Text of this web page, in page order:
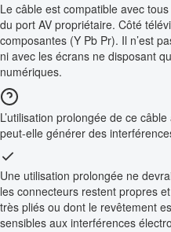
Le câble est compatible avec
du port AV propriétaire. Côté
composantes (Y Pb Pr). Il n’est
ni avec les écrans ne disposant
numériques.
L’utilisation prolongée de ce
peut-elle générer des
Une utilisation prolongée ne
les connecteurs restent propres
très pliés ou dont le revêtement
sensibles aux interférences